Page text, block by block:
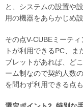
と、システムの設置や
用の機器をあらかじめ
その点V-CUBEミーテ
トが利用できるPC、
ブレットがあれば、ど
ーム制なので契約人数
を問わず利用できる点